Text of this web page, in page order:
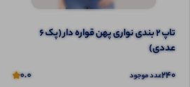
تاپ ۲ بندی نواری پهن قواره دار (پک 6
عددی)
240عدد موجود 0.0